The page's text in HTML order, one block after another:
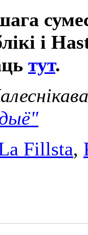
і
тут.
Fillsta,